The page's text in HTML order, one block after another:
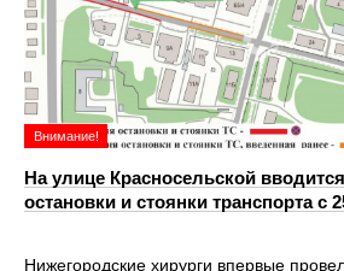
Внимание!
На улице Красносельской
остановки и стоянки транспорта с
Нижегородские хирурги впервые